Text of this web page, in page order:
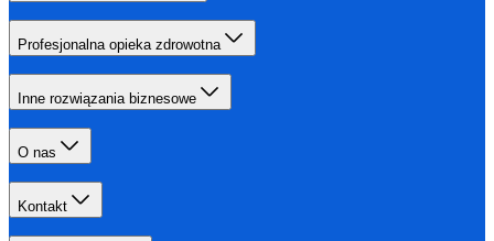
Profesjonalna opieka zdrowotna
Inne rozwiązania biznesowe
O nas
Kontakt